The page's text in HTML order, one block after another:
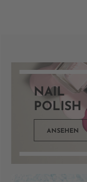
NAIL
POLISH
ANSEHEN